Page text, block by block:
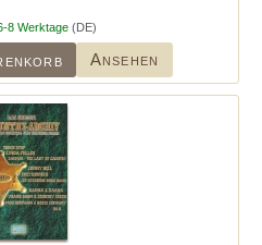
8 Werktage (DE)
Ansehen